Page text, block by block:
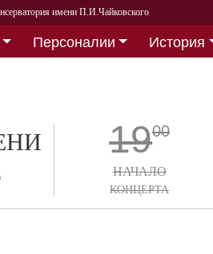
имени П.И.Чайковского
Персоналии
История
1900
НАЧАЛО
КОНЦЕРТА